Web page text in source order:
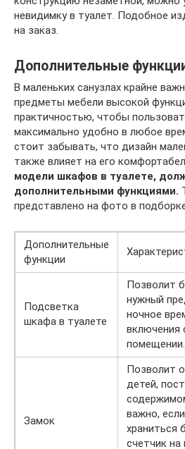
невидимку в туалет. Подобное
на заказ.
Дополнительные
В маленьких санузлах крайне
предметы мебели высокой
практичностью, чтобы
максимально удобно в любое
стоит забывать, что дизайн
также влияет на его
модели шкафов в туалете,
дополнительными функциями.
представлено на фото в
Дополнительные
функции
Подсветка
шкафа в туалете
Позволит
нужный
ночное
включения
помещении.
Замок
Позволит
детей,
важно,
храниться
счетчик на